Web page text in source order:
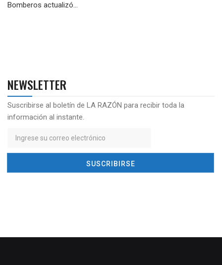
Bomberos actualizó...
NEWSLETTER
Suscribirse al boletín de LA RAZÓN para recibir toda la
información al instante.